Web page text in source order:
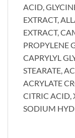
ACID,
EXTRACT,
EXTRACT,
PROPYLENE
CAPRYLYL
STEARATE,
ACRYLATE
CITRIC ACID,
SODIUM